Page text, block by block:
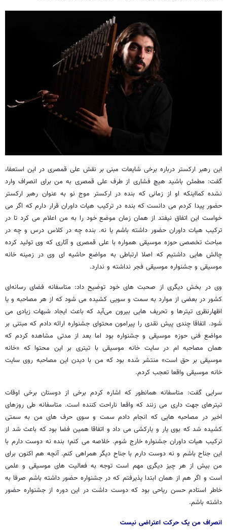
این رهبر ارکستر درباره برخی شایعات مبنی بر نقش علی قمصری در این استعفا،
گفت: مطمئن باشید هیچ فشاری از طرف علی قمصری به من برای انصراف وارد
نشده کمااینکه او از زمانی که بنده در ارکستر موج نو به عنوان رهبر ارکستر
حضور پیدا کردم می دانست که بنده در ترکیب هیات داوران قرار دارم که اگر می
خواست این اتفاق نیفتد از همان زمان موضع خود را به من اعلام می کرد تا در
ترکیب هیات داوران حضور داشته باشم یا نه. بنده چه در کلاس درس و چه در
مباحث تخصصی حوزه موسیقی همواره با علی قمصری و آثاری که وی تولید کرده
چالش هایی داشتیم که اصلا ارتباطی به مواضع حاشیه ای وی در زمینه خانه
موسیقی و جشنواره موسیقی فجر نداشته و ندارد.
وی در بخش دیگری از صحبت های خود توضیح داد: متاسفانه فضای رسانه‌ای
کشور در بعضی از موارد به سمت و سویی کشیده می شود که از هر مصاحبه و یا
اظهارنظری تیترها و تحریف هایی بیرون می‌آید که باعث ایجاد شبهات زیادی می
شود. اتفاقا چندی پیش نقدی را پیرامون محتوای جشنواره ارائه دادم که مبتنی بر
مواضع فنی حوزه موسیقی و جشنواره بود اما بعد از مدتی مشاهده کردم که
همان مصاحبه ام در سایت خانه موسیقی با تیتری بر این محتوا که «خانه
موسیقی بر حق است» منتشر شده بود که من با دیدن این مصاحبه روی سایت
خانه موسیقی واقعا تعجب کردم.
سرایی گفت: متاسفانه همانطور که اشاره کردم برخی از دوستان برخی اوقات
تیترهای جهت داری می زنند که واقعا ناراحت کننده است. متاسفانه طی روزهای
اخیر در مصاحبه هایی که انجام دادم سمت و سوی حرف های من به سمتی
کشیده شد که بوی یار و یارکشی می داد و اتفاقا همین فضا بود که باعث شد از
ترکیب هیات داوران جشنواره خارج شوم. خلاصه می کنم؛ بنده نه دوست دارم با
این جناح باشم و نه دوست دارم با جناح دیگر همراهی کنم. آنچه هم اکنون برای
من بیش از هر چیز دیگری مهم است توجه به فعالیت های موسیقی و علمی
است و اگر هم از همان ابتدا پذیرفتم که در جشنواره حضور داشته باشم صرفا به
خاطر استادم حسن ریاحی بود که دوست داشت در این دوره از جشنواره حضور
داشته باشم.
انصراف من یک حرکت اعتراضی نیست